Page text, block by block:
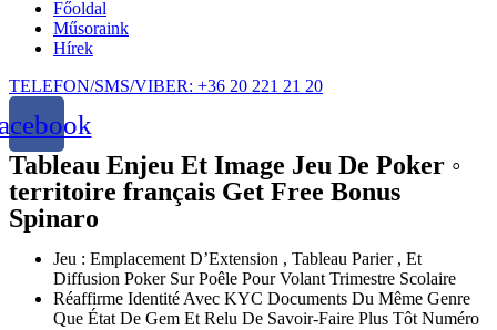
Főoldal
Műsoraink
Hírek
TELEFON/SMS/VIBER: +36 20 221 21 20
Tableau Enjeu Et Image Jeu De Poker ◦
territoire français Get Free Bonus
Spinaro
Jeu : Emplacement D’Extension , Tableau Parier , Et
Diffusion Poker Sur Poêle Pour Volant Trimestre Scolaire
Réaffirme Identité Avec KYC Documents Du Même Genre
Que État De Gem Et Relu De Savoir-Faire Plus Tôt Numéro